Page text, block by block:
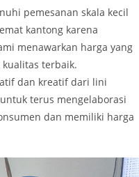
pemesanan skala kecil
kantong karena
menawarkan harga yang
terbaik.
dan kreatif dari lini
terus mengelaborasi
dan memiliki harga